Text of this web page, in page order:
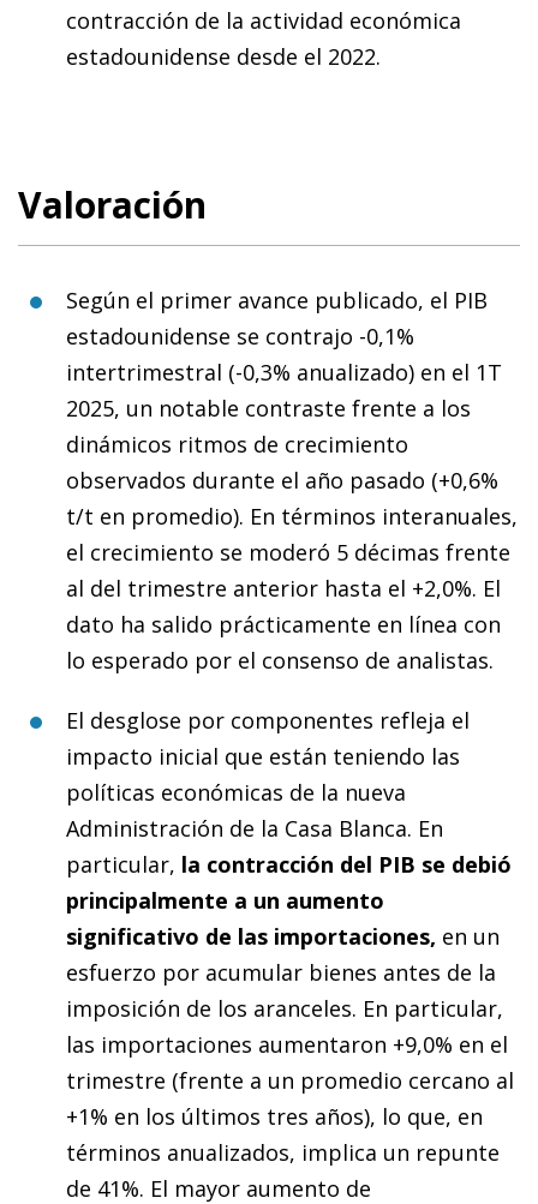
contracción de la actividad económica
estadounidense desde el 2022.
Valoración
Según el primer avance publicado, el PIB
estadounidense se contrajo -0,1%
intertrimestral (-0,3% anualizado) en el 1T
2025, un notable contraste frente a los
dinámicos ritmos de crecimiento
observados durante el año pasado (+0,6%
t/t en promedio). En términos interanuales,
el crecimiento se moderó 5 décimas frente
al del trimestre anterior hasta el +2,0%. El
dato ha salido prácticamente en línea con
lo esperado por el consenso de analistas.
El desglose por componentes refleja el
impacto inicial que están teniendo las
políticas económicas de la nueva
Administración de la Casa Blanca. En
particular, la contracción del PIB se debió
principalmente a un aumento
significativo de las importaciones, en un
esfuerzo por acumular bienes antes de la
imposición de los aranceles. En particular,
las importaciones aumentaron +9,0% en el
trimestre (frente a un promedio cercano al
+1% en los últimos tres años), lo que, en
términos anualizados, implica un repunte
de 41%. El mayor aumento de